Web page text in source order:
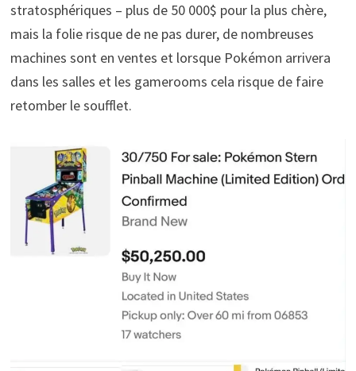
stratosphériques – plus de 50 000$ pour la plus chère,
mais la folie risque de ne pas durer, de nombreuses
machines sont en ventes et lorsque Pokémon arrivera
dans les salles et les gamerooms cela risque de faire
retomber le soufflet.